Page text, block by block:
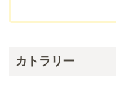
カトラリー